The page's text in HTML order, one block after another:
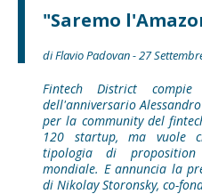
"Saremo
di Flavio Padovan - 27
Fintech District
dell'anniversario
per la community del
120 startup, ma vuole
tipologia di proposition
mondiale. E annuncia la
di Nikolay Storonsky, co-